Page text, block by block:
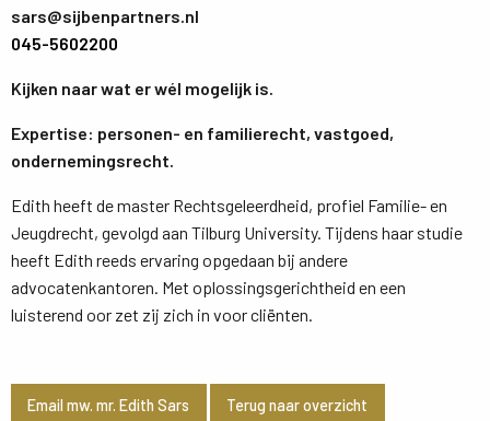
sars@sijbenpartners.nl
045-5602200
Kijken naar wat er wél mogelijk is.
Expertise: personen- en familierecht, vastgoed,
ondernemingsrecht.
Edith heeft de master Rechtsgeleerdheid, profiel Familie- en
Jeugdrecht, gevolgd aan Tilburg University. Tijdens haar studie
heeft Edith reeds ervaring opgedaan bij andere
advocatenkantoren. Met oplossingsgerichtheid en een
luisterend oor zet zij zich in voor cliënten.
Email mw. mr. Edith Sars Terug naar overzicht